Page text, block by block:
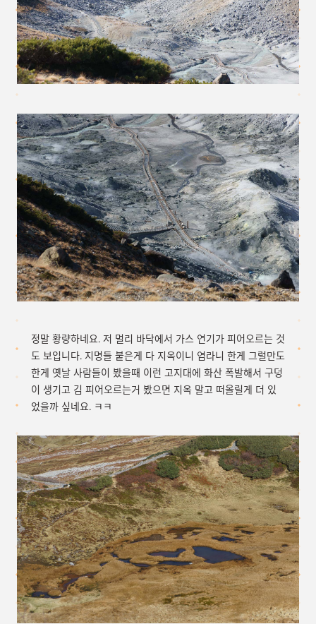
정말 황량하네요. 저 멀리 바닥에서 가스 연기가 피어오르는 것
도 보입니다. 지명들 붙은게 다 지옥이니 염라니 한게 그럴만도
한게 옛날 사람들이 봤을때 이런 고지대에 화산 폭발해서 구덩
이 생기고 김 피어오르는거 봤으면 지옥 말고 떠올릴게 더 있
었을까 싶네요. ㅋㅋ